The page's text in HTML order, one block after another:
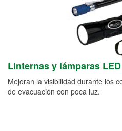
Linternas y lámparas LED
Mejoran la visibilidad durante los
de evacuación con poca luz.